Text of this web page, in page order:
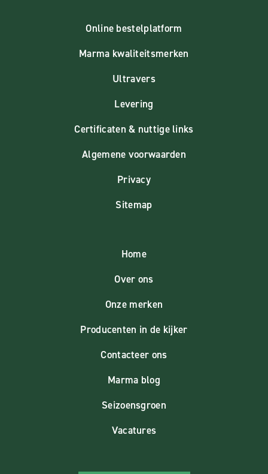
Online bestelplatform
Marma kwaliteitsmerken
Ultravers
Levering
Certificaten & nuttige links
Algemene voorwaarden
Privacy
Sitemap
Home
Over ons
Onze merken
Producenten in de kijker
Contacteer ons
Marma blog
Seizoensgroen
Vacatures